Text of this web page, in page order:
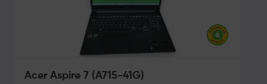
Acer Aspire 7 (A715-41G)